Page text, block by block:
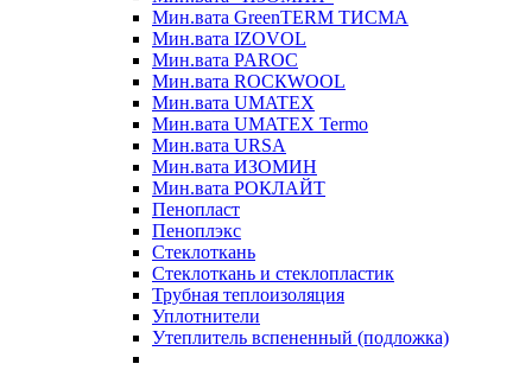
Мин.вата GreenTERM ТИСМА
Мин.вата IZOVOL
Мин.вата PAROC
Мин.вата ROCКWOOL
Мин.вата UMATEX
Мин.вата UMATEX Termo
Мин.вата URSA
Мин.вата ИЗОМИН
Мин.вата РОКЛАЙТ
Пенопласт
Пеноплэкс
Стеклоткань
Стеклоткань и стеклопластик
Трубная теплоизоляция
Уплотнители
Утеплитель вспененный (подложка)